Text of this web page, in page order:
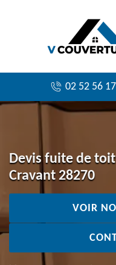
02 52 56
Devis fuite de
Cravant 28270
VOIR